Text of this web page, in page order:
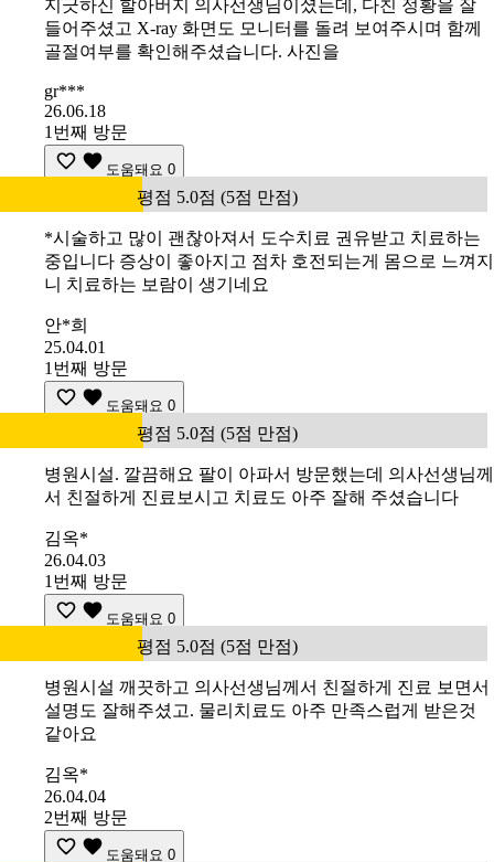
지긋하신 할아버지 의사선생님이셨는데, 다친 정황을 잘
들어주셨고 X-ray 화면도 모니터를 돌려 보여주시며 함께
골절여부를 확인해주셨습니다. 사진을
gr***
26.06.18
1번째 방문
도움돼요 0
평점 5.0점 (5점 만점)
*시술하고 많이 괜찮아져서 도수치료 권유받고 치료하는
중입니다 증상이 좋아지고 점차 호전되는게 몸으로 느껴지
니 치료하는 보람이 생기네요
안*희
25.04.01
1번째 방문
도움돼요 0
평점 5.0점 (5점 만점)
병원시설. 깔끔해요 팔이 아파서 방문했는데 의사선생님께
서 친절하게 진료보시고 치료도 아주 잘해 주셨습니다
김옥*
26.04.03
1번째 방문
도움돼요 0
평점 5.0점 (5점 만점)
병원시설 깨끗하고 의사선생님께서 친절하게 진료 보면서
설명도 잘해주셨고. 물리치료도 아주 만족스럽게 받은것
같아요
김옥*
26.04.04
2번째 방문
도움돼요 0